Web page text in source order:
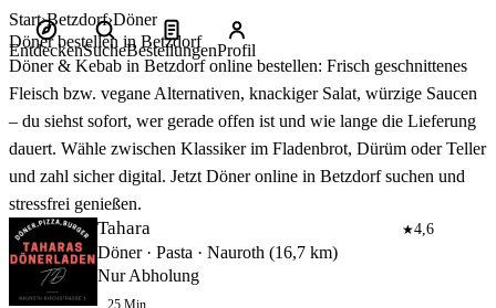
Start Betzdorf Döner
Döner bestellen in Betzdorf
Döner & Kebab in Betzdorf online bestellen: Frisch geschnittenes
Fleisch bzw. vegane Alternativen, knackiger Salat, würzige Saucen
– du siehst sofort, wer gerade offen ist und wie lange die Lieferung
dauert. Wähle zwischen Klassiker im Fladenbrot, Dürüm oder Teller
und zahl sicher digital. Jetzt Döner online in Betzdorf suchen und
stressfrei genießen.
Tahara ★4,6
Döner · Pasta · Nauroth (16,7 km)
Nur Abholung
25 Min
EntdeckenSucheBestellungenProfil